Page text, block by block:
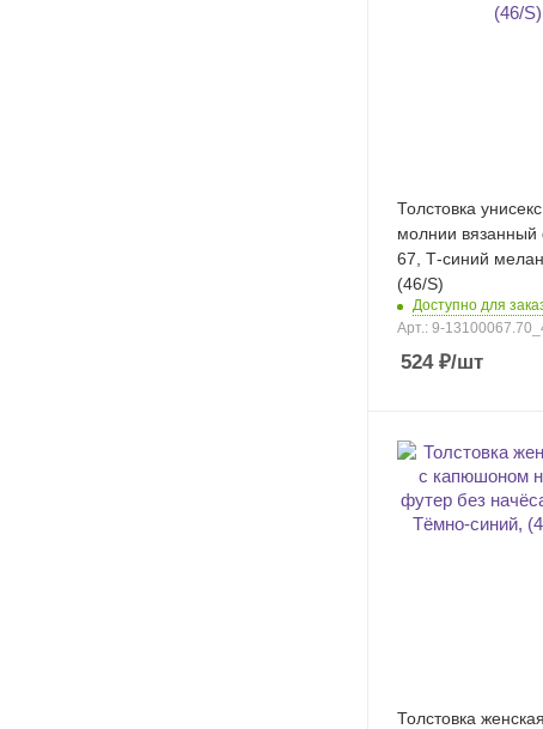
Толстовка
молнии вязанный
67, Т-синий меланж,
(46/S)
Доступно для
Арт.: 9-
524₽/шт
Толстовка